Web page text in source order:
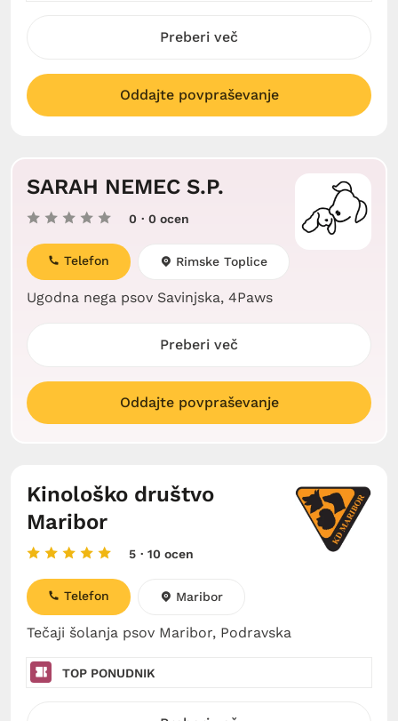
Preberi več
Oddajte povpraševanje
SARAH NEMEC S.P.
0 · 0 ocen
Ugodna nega psov Savinjska, 4Paws
Telefon Rimske Toplice
Preberi več
Oddajte povpraševanje
Kinološko društvo
Maribor
5 · 10 ocen
Tečaji šolanja psov Maribor, Podravska
Telefon Maribor
TOP PONUDNIK